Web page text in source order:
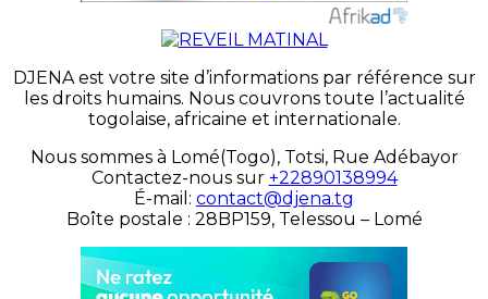
DJENA est votre site d’informations par référence sur
les droits humains. Nous couvrons toute l’actualité
togolaise, africaine et internationale.
Nous sommes à Lomé(Togo), Totsi, Rue Adébayor
Contactez-nous sur +22890138994
É-mail: contact@djena.tg
Boîte postale : 28BP159, Telessou – Lomé